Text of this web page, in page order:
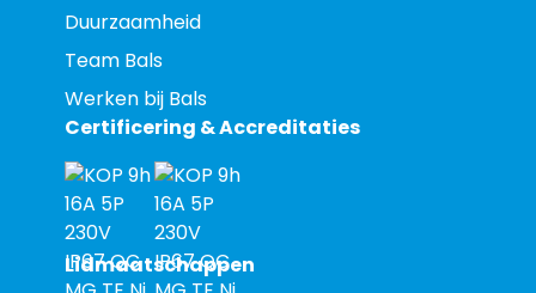
Duurzaamheid
Team Bals
Werken bij Bals
Certificering & Accreditaties
Lidmaatschappen